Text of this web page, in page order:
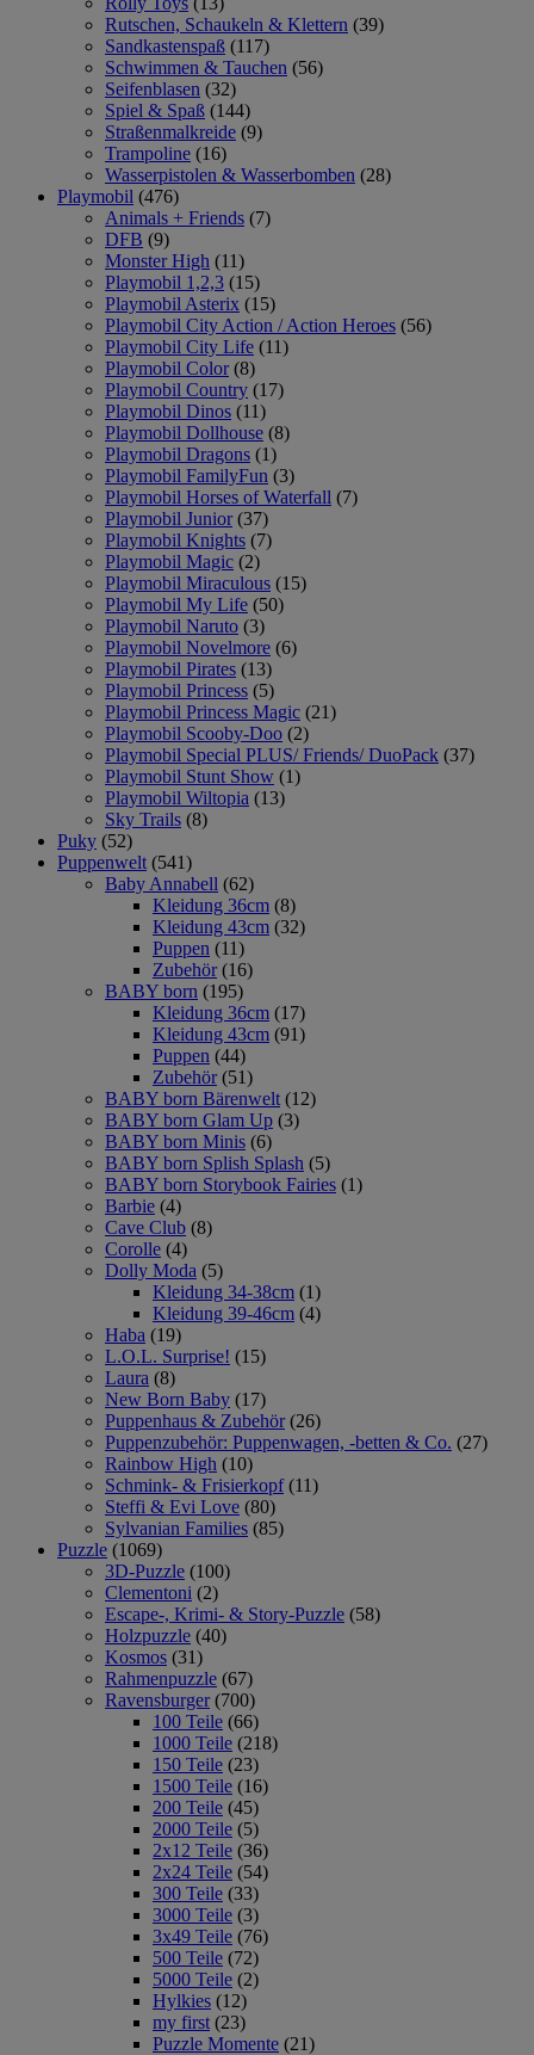
Rutschen, Schaukeln & Klettern (39)
Sandkastenspaß (117)
Schwimmen & Tauchen (56)
Seifenblasen (32)
Spiel & Spaß (144)
Straßenmalkreide (9)
Trampoline (16)
Wasserpistolen & Wasserbomben (28)
Playmobil (476)
Animals + Friends (7)
DFB (9)
Monster High (11)
Playmobil 1,2,3 (15)
Playmobil Asterix (15)
Playmobil City Action / Action Heroes (56)
Playmobil City Life (11)
Playmobil Color (8)
Playmobil Country (17)
Playmobil Dinos (11)
Playmobil Dollhouse (8)
Playmobil Dragons (1)
Playmobil FamilyFun (3)
Playmobil Horses of Waterfall (7)
Playmobil Junior (37)
Playmobil Knights (7)
Playmobil Magic (2)
Playmobil Miraculous (15)
Playmobil My Life (50)
Playmobil Naruto (3)
Playmobil Novelmore (6)
Playmobil Pirates (13)
Playmobil Princess (5)
Playmobil Princess Magic (21)
Playmobil Scooby-Doo (2)
Playmobil Special PLUS/ Friends/ DuoPack (37)
Playmobil Stunt Show (1)
Playmobil Wiltopia (13)
Sky Trails (8)
Puky (52)
Puppenwelt (541)
Baby Annabell (62)
Kleidung 36cm (8)
Kleidung 43cm (32)
Puppen (11)
Zubehör (16)
BABY born (195)
Kleidung 36cm (17)
Kleidung 43cm (91)
Puppen (44)
Zubehör (51)
BABY born Bärenwelt (12)
BABY born Glam Up (3)
BABY born Minis (6)
BABY born Splish Splash (5)
BABY born Storybook Fairies (1)
Barbie (4)
Cave Club (8)
Corolle (4)
Dolly Moda (5)
Kleidung 34-38cm (1)
Kleidung 39-46cm (4)
Haba (19)
L.O.L. Surprise! (15)
Laura (8)
New Born Baby (17)
Puppenhaus & Zubehör (26)
Puppenzubehör: Puppenwagen, -betten & Co. (27)
Rainbow High (10)
Schmink- & Frisierkopf (11)
Steffi & Evi Love (80)
Sylvanian Families (85)
Puzzle (1069)
3D-Puzzle (100)
Clementoni (2)
Escape-, Krimi- & Story-Puzzle (58)
Holzpuzzle (40)
Kosmos (31)
Rahmenpuzzle (67)
Ravensburger (700)
100 Teile (66)
1000 Teile (218)
150 Teile (23)
1500 Teile (16)
200 Teile (45)
2000 Teile (5)
2x12 Teile (36)
2x24 Teile (54)
300 Teile (33)
3000 Teile (3)
3x49 Teile (76)
500 Teile (72)
5000 Teile (2)
Hylkies (12)
my first (23)
Puzzle Momente (21)